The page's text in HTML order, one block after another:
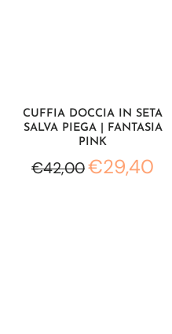
CUFFIA DOCCIA IN SETA
SALVA PIEGA | FANTASIA
PINK
€42,00€29,40